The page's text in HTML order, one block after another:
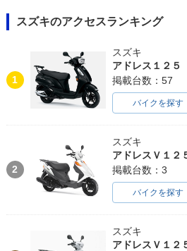
スズキのアクセスランキング
1
スズキ
アドレス１２５
掲載台数：57
バイクを探す
2
スズキ
アドレスＶ１２
掲載台数：3
バイクを探す
スズキ
アドレスＶ１２